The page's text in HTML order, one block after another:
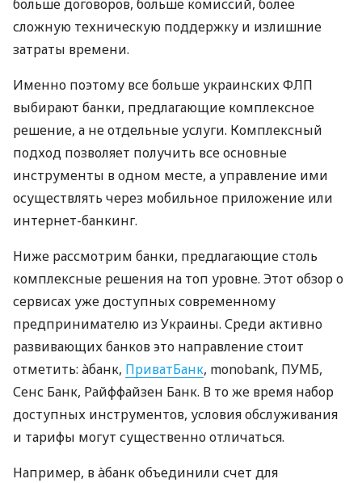
больше договоров, больше комиссий, более
сложную техническую поддержку и излишние
затраты времени.
Именно поэтому все больше украинских ФЛП
выбирают банки, предлагающие комплексное
решение, а не отдельные услуги. Комплексный
подход позволяет получить все основные
инструменты в одном месте, а управление ими
осуществлять через мобильное приложение или
интернет-банкинг.
Ниже рассмотрим банки, предлагающие столь
комплексные решения на топ уровне. Этот обзор о
сервисах уже доступных современному
предпринимателю из Украины. Среди активно
развивающих банков это направление стоит
отметить: àбанк, ПриватБанк, monobank, ПУМБ,
Сенс Банк, Райффайзен Банк. В то же время набор
доступных инструментов, условия обслуживания
и тарифы могут существенно отличаться.
Например, в àбанк объединили счет для